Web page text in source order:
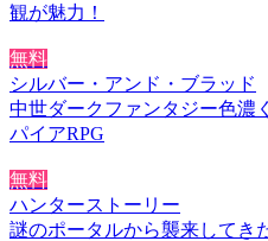
観が魅力！
無料
シルバー・アンド・ブラッド
中世ダークファンタジー色濃
パイアRPG
無料
ハンターストーリー
謎のポータルから襲来してき